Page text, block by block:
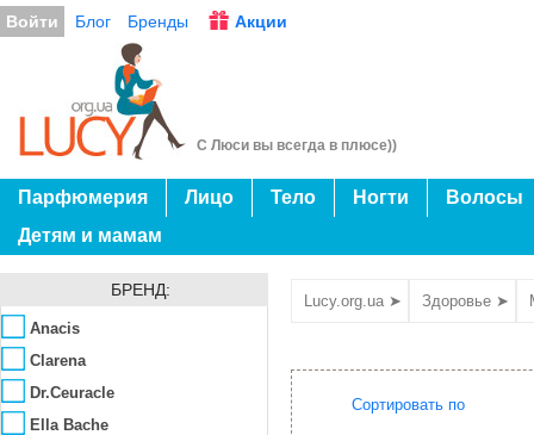
Войти Блог Бренды Акции
С Люси вы всегда в плюсе))
Парфюмерия Лицо Тело Ногти
Волосы
Детям и мамам
БРЕНД:
Anacis
Clarena
Dr.Ceuracle
Ella Bache
Lucy.org.ua ➤ Здоровье ➤
Сортировать по